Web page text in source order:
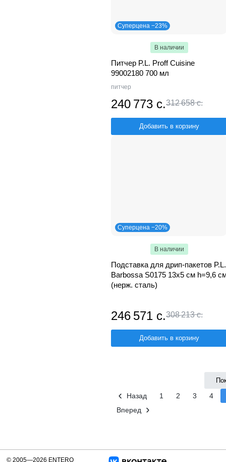
Суперцена −23%
В наличии
Питчер P.L. Proff Cuisine
99002180 700 мл
питчер
240 773 с.312 658 с.
Добавить в корзину
Суперцена −20%
В наличии
Подставка для дрип-пакетов P.L.
Barbossa S0175 13х5 см h=9,6
(нерж. сталь)
246 571 с.308 213 с.
Добавить в корзину
Назад 1 2 3
4
Вперед
© 2005—2026 ENTERO